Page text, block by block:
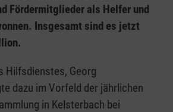
Fördermitglieder als Helfer und
Insgesamt sind es jetzt
Hilfsdienstes, Georg
dazu im Vorfeld der jährlichen
in Kelsterbach bei